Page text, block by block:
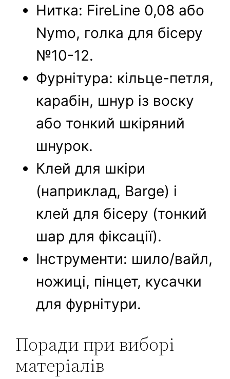
Нитка: FireLine 0,08 або
Nymo, голка для бісеру
№10-12.
Фурнітура: кільце-петля,
карабін, шнур із воску
або тонкий шкіряний
шнурок.
Клей для шкіри
(наприклад, Barge) і
клей для бісеру (тонкий
шар для фіксації).
Інструменти: шило/вайл,
ножиці, пінцет, кусачки
для фурнітури.
Поради при виборі
матеріалів